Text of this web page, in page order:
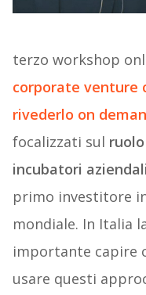
terzo workshop
corporate venture
rivederlo on
focalizzati sul
incubatori aziendali
primo investitore
mondiale. In Italia
importante capire
usare questi